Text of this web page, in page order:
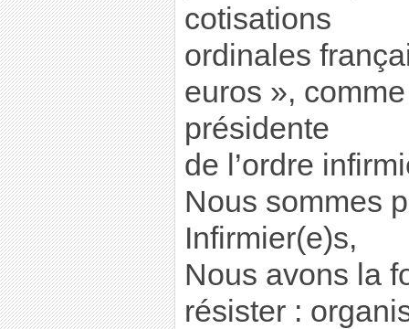
cotisations
ordinales
euros »,
présidente
de l’ordre
Nous sommes
Infirmier(e)s,
Nous avons la
résister :